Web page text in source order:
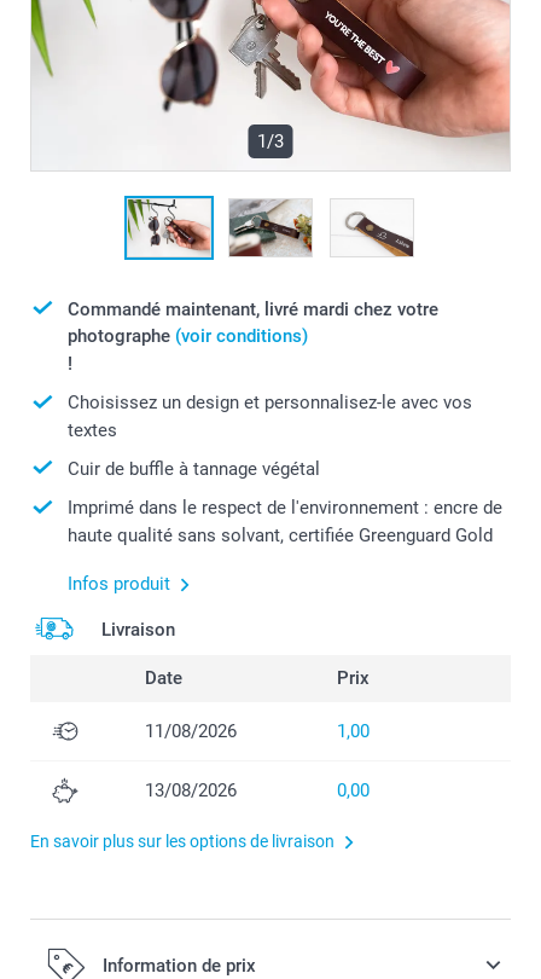
1/3
Commandé maintenant, livré mardi chez votre
photographe (voir conditions)
!
Choisissez un design et personnalisez-le avec vos
textes
Cuir de buffle à tannage végétal
Imprimé dans le respect de l'environnement : encre de
haute qualité sans solvant, certifiée Greenguard Gold
Infos produit
Livraison
Date Prix
11/08/2026 1,00
13/08/2026 0,00
En savoir plus sur les options de livraison
Information de prix